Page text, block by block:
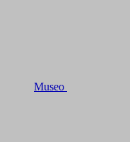
Museo